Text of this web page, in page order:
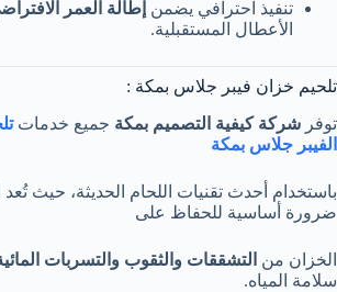
تنفيذ احترافي يضمن إطالة العمر
الأعطال المستقبلية.
تلحيم خزان فيبر جلاس بمكة :
توفر شركة كيفية التصميم بمكة جميع خدمات
الفيبر جلاس بمكة
باستخدام أحدث تقنيات اللحام الحديثة، حيث تُعد
ضرورة أساسية للحفاظ على
الخزان من التشققات والثقوب والتسربات
سلامة المياه.